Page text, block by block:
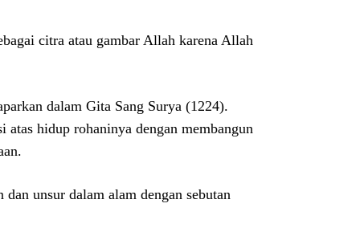
citra atau gambar Allah karena Allah
dalam Gita Sang Surya (1224).
hidup rohaninya dengan membangun
unsur dalam alam dengan sebutan